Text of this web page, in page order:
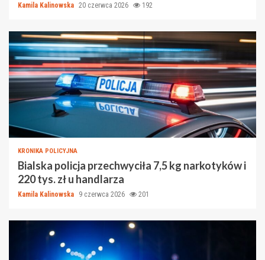
Kamila Kalinowska 20 czerwca 2026 192
KRONIKA POLICYJNA
Bialska policja przechwyciła 7,5 kg narkotyków i
220 tys. zł u handlarza
Kamila Kalinowska 9 czerwca 2026 201